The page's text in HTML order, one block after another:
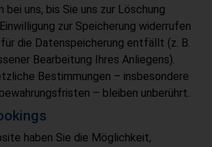
bei uns, bis Sie uns zur Löschung
zur Speicherung widerrufen
die Datenspeicherung entfällt (z. B.
Bearbeitung Ihres Anliegens).
Bestimmungen – insbesondere
– bleiben unberührt.
haben Sie die Möglichkeit,